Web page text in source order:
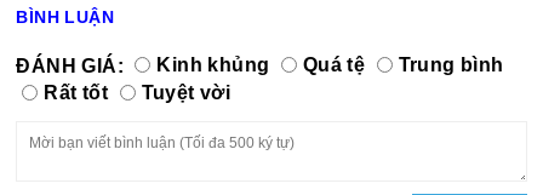
BÌNH LUẬN
ĐÁNH GIÁ: Kinh khủng Quá tệ
Trung bình
Rất tốt
Tuyệt vời